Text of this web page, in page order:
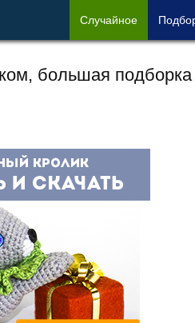
большая подборка
Случайное Под